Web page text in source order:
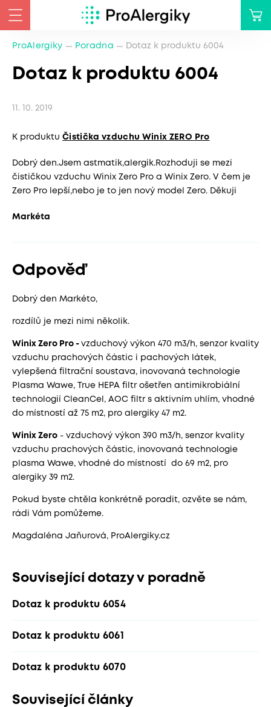
ProAlergiky Poradna Dotaz k produktu 6004
Dotaz k produktu 6004
11. 10. 2019
K produktu Čistička vzduchu Winix ZERO Pro
Dobrý den.Jsem astmatik,alergik.Rozhoduji se mezi
čističkou vzduchu Winix Zero Pro a Winix Zero. V čem je
Zero Pro lepší,nebo je to jen nový model Zero. Děkuji
Markéta
Odpověď
Dobrý den Markéto,
rozdílů je mezi nimi několik.
Winix Zero Pro - vzduchový výkon 470 m3/h, senzor kvality
vzduchu prachových částic i pachových látek,
vylepšená filtrační soustava, inovovaná technologie
Plasma Wawe, True HEPA filtr ošetřen antimikrobiální
technologií CleanCel, AOC filtr s aktivním uhlím, vhodné
do místností až 75 m2, pro alergiky 47 m2.
Winix Zero - vzduchový výkon 390 m3/h, senzor kvality
vzduchu prachových částic, inovovaná technologie
plasma Wawe, vhodné do místností do 69 m2, pro
alergiky 39 m2.
Pokud byste chtěla konkrétně poradit, ozvěte se nám,
rádi Vám pomůžeme.
Magdaléna Jaňurová, ProAlergiky.cz
Související dotazy v poradně
Dotaz k produktu 6054
Dotaz k produktu 6061
Dotaz k produktu 6070
Související články